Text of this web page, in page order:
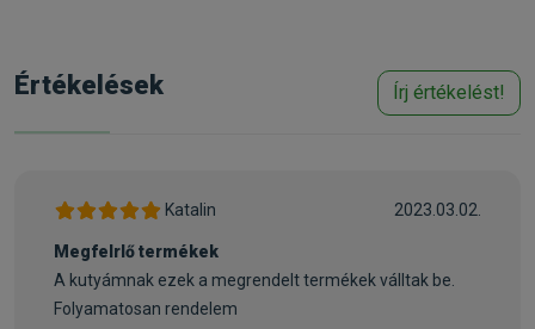
A kivételesen ízletes, szuperprémium teljes értékű Happy
Dog Neuseeland eledel ideális minden igényes, felnőtt,
változatosságra vágyó vagy emésztésre érzékeny
• Ajánlott allergia esetén való táplálásra – jól kíméli a
• 21% értékes bárányhús, 21% ízletes rizs
• Természetes napraforgóolaj
• Értékes zöldkagylóhús
Értékelések Írj értékelést!
Katalin 2023.03.02.
Megfelrlő termékek
A kutyámnak ezek a megrendelt termékek válltak be.
Folyamatosan rendelem